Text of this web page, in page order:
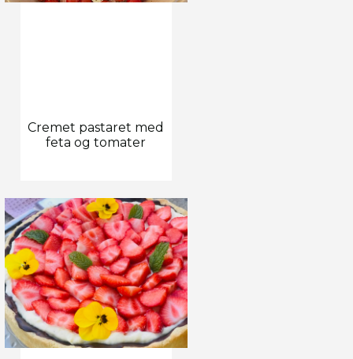
Cremet pastaret med
feta og tomater